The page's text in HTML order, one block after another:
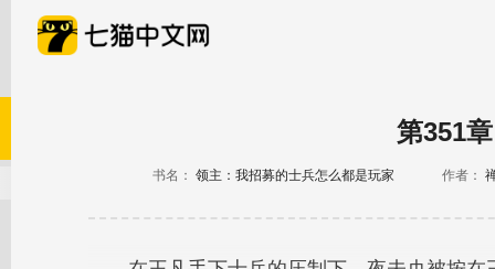
第351
书名： 领主：我招募的士兵怎么都是玩家 作者：